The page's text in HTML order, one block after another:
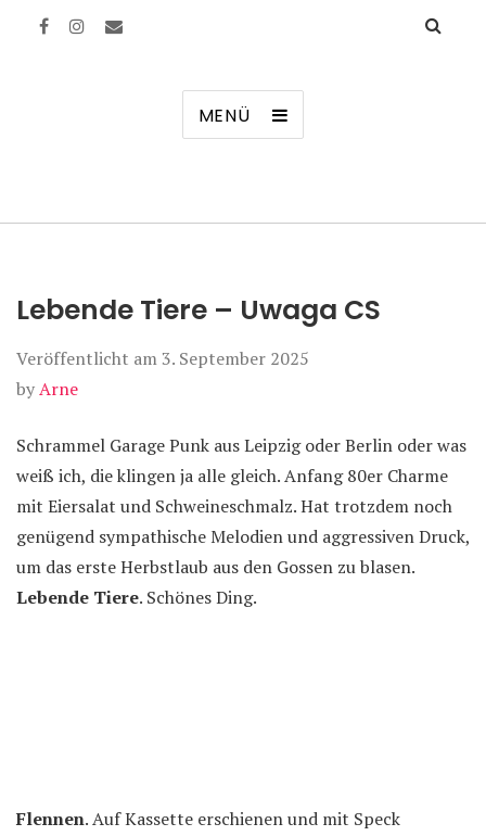
MENÜ
Lebende Tiere – Uwaga CS
Veröffentlicht am 3. September 2025
byArne
Schrammel Garage Punk aus Leipzig oder Berlin oder was
weiß ich, die klingen ja alle gleich. Anfang 80er Charme
mit Eiersalat und Schweineschmalz. Hat trotzdem noch
genügend sympathische Melodien und aggressiven Druck,
um das erste Herbstlaub aus den Gossen zu blasen.
Lebende Tiere. Schönes Ding.
Flennen. Auf Kassette erschienen und mit Speck